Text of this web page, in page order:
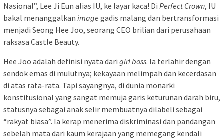
Nasional”, Lee Ji Eun alias IU, ke layar kaca! Di Perfect Crown, IU
bakal menanggalkan image gadis malang dan bertransformasi
menjadi Seong Hee Joo, seorang CEO brilian dari perusahaan
raksasa Castle Beauty.
Hee Joo adalah definisi nyata dari girl boss. Ia terlahir dengan
sendok emas di mulutnya; kekayaan melimpah dan kecerdasan
di atas rata-rata. Tapi sayangnya, di dunia monarki
konstitusional yang sangat memuja garis keturunan darah biru,
statusnya sebagai anak selir membuatnya dilabeli sebagai
“rakyat biasa”. Ia kerap menerima diskriminasi dan pandangan
sebelah mata dari kaum kerajaan yang memegang kendali